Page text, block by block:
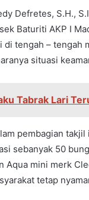
Defretes, S.H.,
Baturiti AKP I
tengah –
situasi
Tabrak Lari
pembagian
sebanyak 50
Aqua mini merk
tetap